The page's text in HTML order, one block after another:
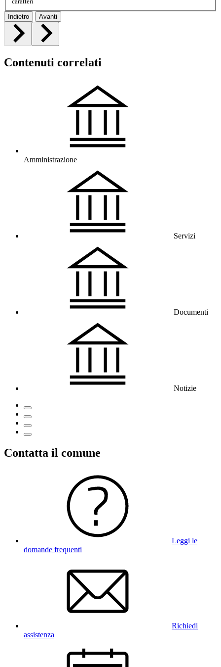
Indietro Avanti
Contenuti correlati
Amministrazione
Servizi
Documenti
Notizie
Contatta il comune
Leggi le
domande frequenti
Richiedi
assistenza